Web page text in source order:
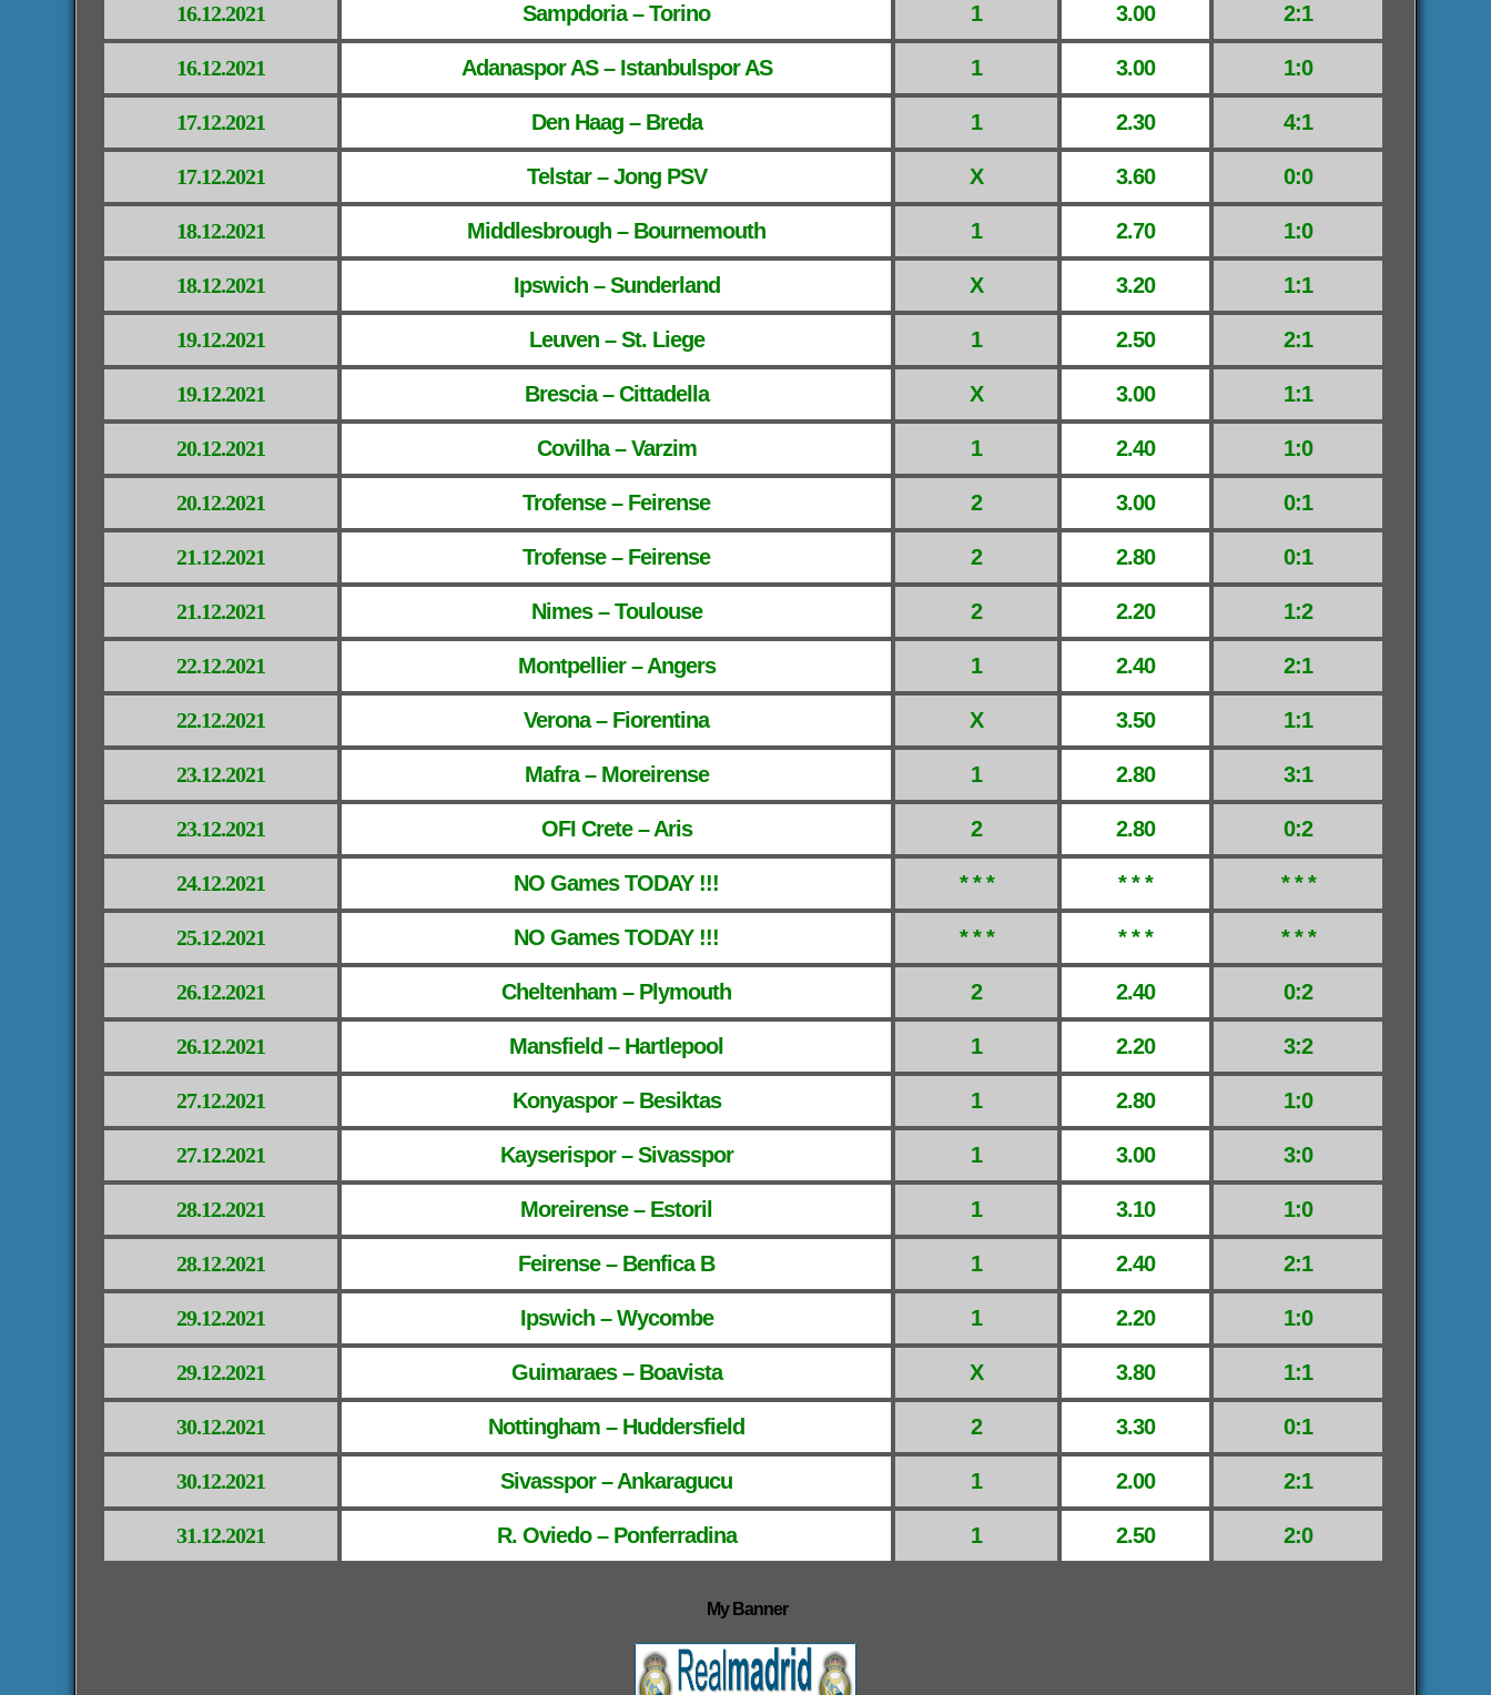
16.12.2021 Sampdoria – Torino 1 3.00 2:1
16.12.2021 Adanaspor AS – Istanbulspor AS 1 3.00 1:0
17.12.2021 Den Haag – Breda 1 2.30 4:1
17.12.2021 Telstar – Jong PSV X 3.60 0:0
18.12.2021 Middlesbrough – Bournemouth 1 2.70 1:0
18.12.2021 Ipswich – Sunderland X 3.20 1:1
19.12.2021 Leuven – St. Liege 1 2.50 2:1
19.12.2021 Brescia – Cittadella X 3.00 1:1
20.12.2021 Covilha – Varzim 1 2.40 1:0
20.12.2021 Trofense – Feirense 2 3.00 0:1
21.12.2021 Trofense – Feirense 2 2.80 0:1
21.12.2021 Nimes – Toulouse 2 2.20 1:2
22.12.2021 Montpellier – Angers 1 2.40 2:1
22.12.2021 Verona – Fiorentina X 3.50 1:1
23.12.2021 Mafra – Moreirense 1 2.80 3:1
23.12.2021 OFI Crete – Aris 2 2.80 0:2
24.12.2021 NO Games TODAY !!! * * * * * * * * *
25.12.2021 NO Games TODAY !!! * * * * * * * * *
26.12.2021 Cheltenham – Plymouth 2 2.40 0:2
26.12.2021 Mansfield – Hartlepool 1 2.20 3:2
27.12.2021 Konyaspor – Besiktas 1 2.80 1:0
27.12.2021 Kayserispor – Sivasspor 1 3.00 3:0
28.12.2021 Moreirense – Estoril 1 3.10 1:0
28.12.2021 Feirense – Benfica B 1 2.40 2:1
29.12.2021 Ipswich – Wycombe 1 2.20 1:0
29.12.2021 Guimaraes – Boavista X 3.80 1:1
30.12.2021 Nottingham – Huddersfield 2 3.30 0:1
30.12.2021 Sivasspor – Ankaragucu 1 2.00 2:1
31.12.2021 R. Oviedo – Ponferradina 1 2.50 2:0
My Banner